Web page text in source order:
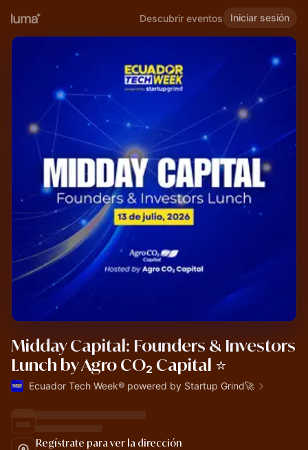
Descubrir eventos Iniciar sesión
Midday Capital: Founders & Investors
Lunch by Agro CO₂ Capital ⭐
Ecuador Tech Week® powered by Startup Grind🚀
Regístrate para ver la dirección